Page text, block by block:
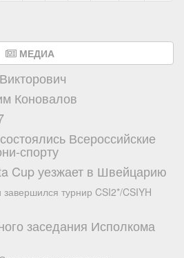
МЕДИА
Коновалов
Всероссийские
спорту
Cup уезжает в Швейцарию
турнир CSI2*/CSIYH
заседания Исполкома